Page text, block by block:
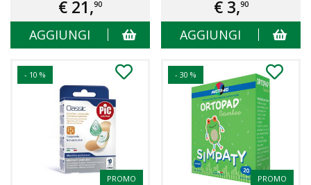
€ 21,90
AGGIUNGI
€ 3,90
AGGIUNGI
- 10 %
PROMO
- 30 %
PROMO